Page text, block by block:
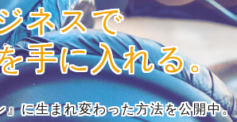
ネスで
手に入れる。
』に生まれ変わった方法を公開中。